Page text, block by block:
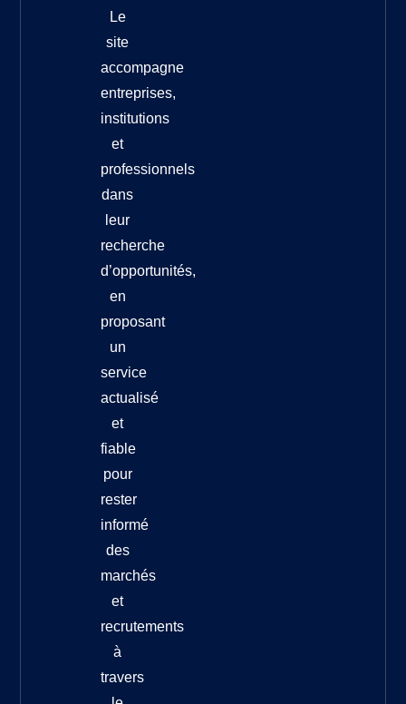
Le
site
accompagne
entreprises,
institutions
et
professionnels
dans
leur
recherche
d’opportunités,
en
proposant
un
service
actualisé
et
fiable
pour
rester
informé
des
marchés
et
recrutements
à
travers